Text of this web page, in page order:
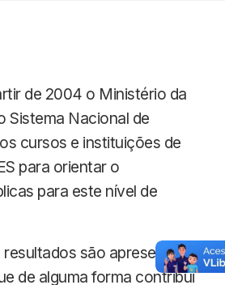
de 2004 o Ministério da
Sistema Nacional de
cursos e instituições de
para orientar o
para este nível de
são apresentados
de alguma forma contribui